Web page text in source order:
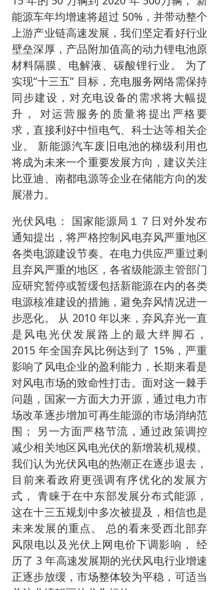
能源车年均增速将超过 50%，并带动整个
上游产业链高速发展，我们坚定看好行业
壁垒深厚，产品附加值高的动力锂电池原
材料隔膜、电解液、碳酸锂行业。 为了
实现“十三五” 目标，充电服务网络需保持
同步建设，对充电设备的需求将大幅提
升， 对运营服务的质量将提出严格要
求，直接利好中恒电气、科士达等相关企
业。 新能源汽车废旧电池的梯级利用也
将成为未来一个重要发展方向，建议关注
比亚迪、南都电源等企业在储能方向的发
展潜力。
光伏风电： 国家能源局１７日对外发布
通知提出，将严格控制风电弃风严重地区
各类电源建设节奏。在电力供应严重过剩
且弃风严重的地区，各省级能源主管部门
应研究暂停或暂缓包括新能源在内的各类
电源核准建设的措施，避免弃风情况进一
步恶化。 从 2010 年以来，弃风弃光一直
是风电光伏发展路上的最大绊脚石，
2015 年全国弃风比例达到了 15%，严重
影响了风电企业的盈利能力，长期来看是
对风电市场的致命性打击。面对这一棘手
问题，国家一方面大力开源，通过电力市
场改革逐步增加可再生能源的市场消纳范
围； 另一方面严格节流，通过政策调控
减少相关地区风电光伏的新增装机规模。
我们认为光伏风电的热潮正在逐步退去，
目前来看政府更强调有序优化的发展方
式， 青睐于在中东部发展分布式能源，
这在十三五规划中多次被提及，相信也是
未来发展的重点。 总的看来受西北部弃
风限电以及光伏上网电价下调影响， 经
历了 3 年高速发展期的光伏风电行业增速
正逐步放缓，市场整体较为平稳，可适当